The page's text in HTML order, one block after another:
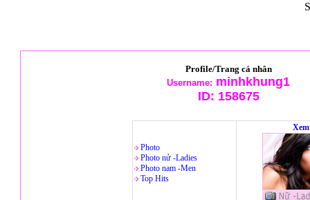
Profile/Trang cá nhân
Username: minhkhung1
ID: 158675
Photo
Photo nử -Ladies
Photo nam -Men
Top Hits